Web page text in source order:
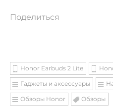
Поделиться
Honor Earbuds 2 Lite
Гаджеты и аксессуары
Обзоры Honor Обзоры